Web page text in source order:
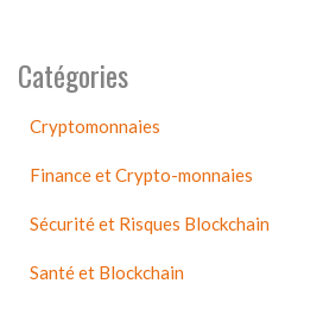
Catégories
Cryptomonnaies
Finance et Crypto-monnaies
Sécurité et Risques Blockchain
Santé et Blockchain